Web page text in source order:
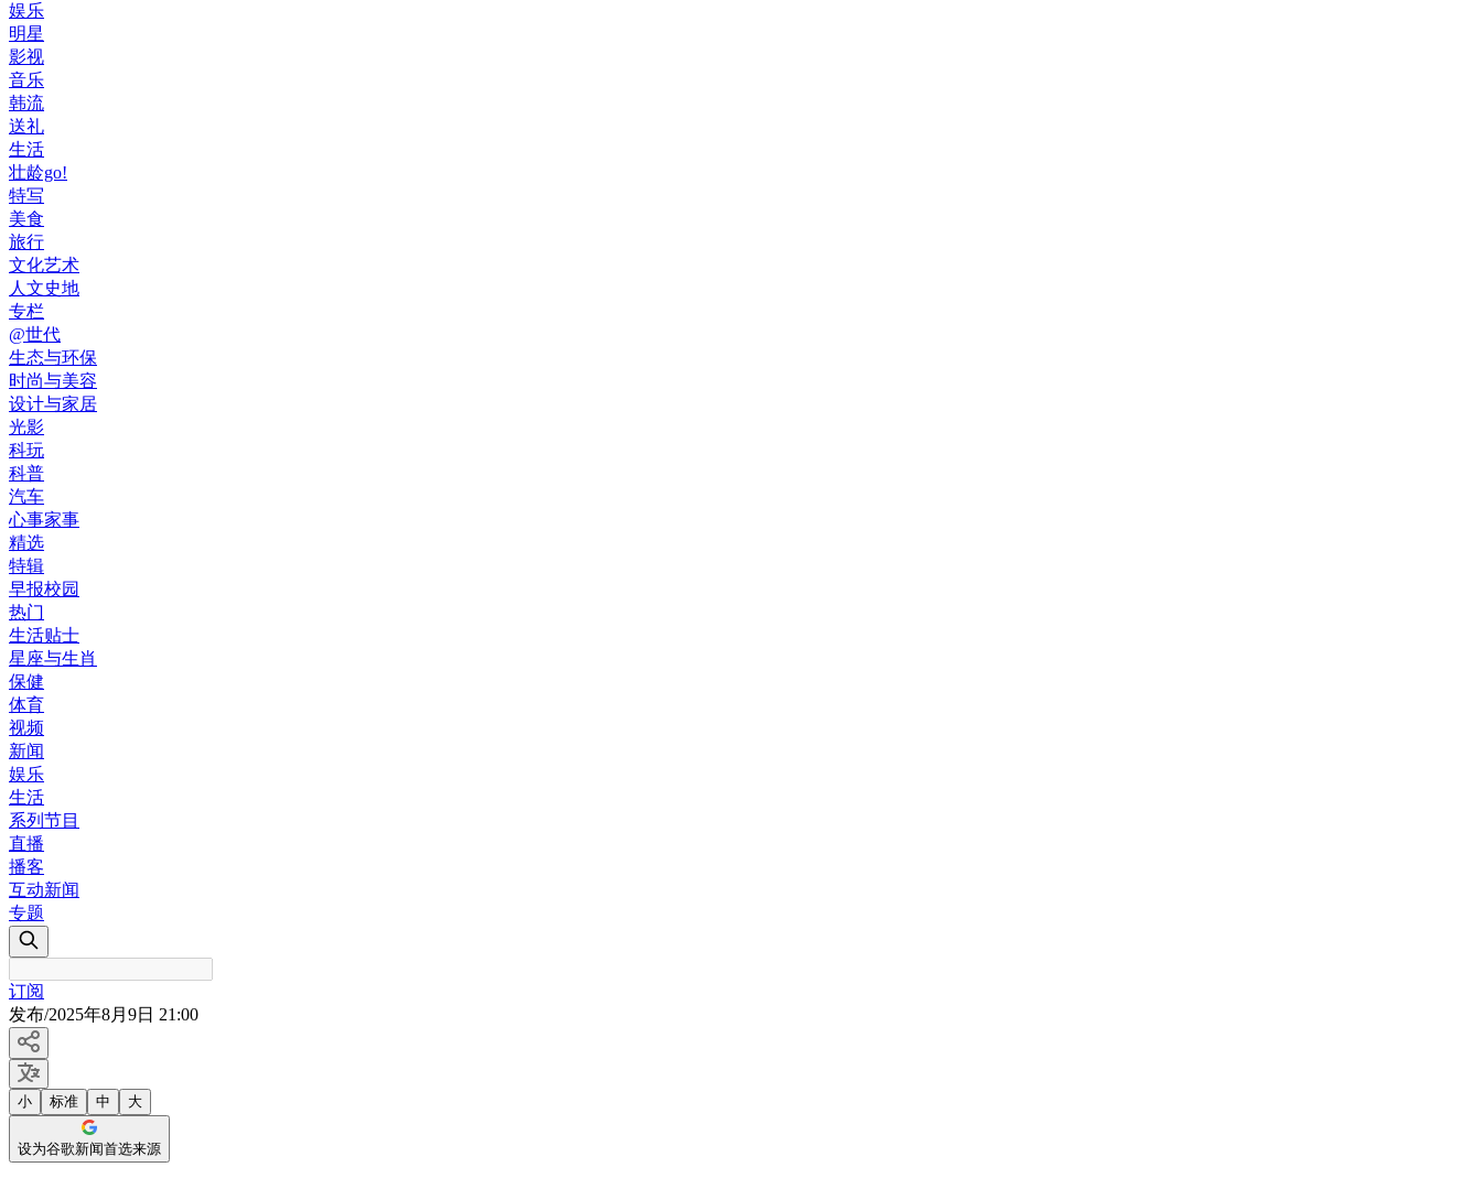
娱乐
明星
影视
音乐
韩流
送礼
生活
壮龄go!
特写
美食
旅行
文化艺术
人文史地
专栏
@世代
生态与环保
时尚与美容
设计与家居
光影
科玩
科普
汽车
心事家事
精选
特辑
早报校园
热门
生活贴士
星座与生肖
保健
体育
视频
新闻
娱乐
生活
系列节目
直播
播客
互动新闻
专题
订阅
发布/2025年8月9日 21:00
小 标准 中 大
设为谷歌新闻首选来源